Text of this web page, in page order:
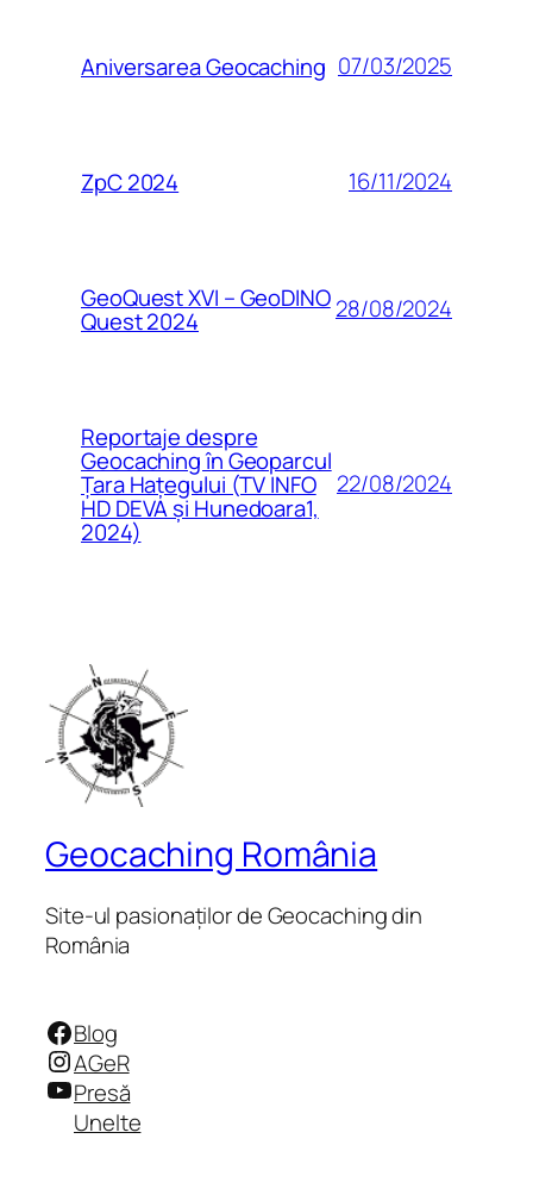
Aniversarea Geocaching 07/03/2025
ZpC 2024 16/11/2024
GeoQuest XVI – GeoDINO
Quest 2024 28/08/2024
Reportaje despre
Geocaching în Geoparcul
Țara Hațegului (TV INFO
HD DEVA și Hunedoara1,
2024)
22/08/2024
Geocaching România
Site-ul pasionaților de Geocaching din
România
Facebook
Instagram
YouTube
Blog
AGeR
Presă
Unelte